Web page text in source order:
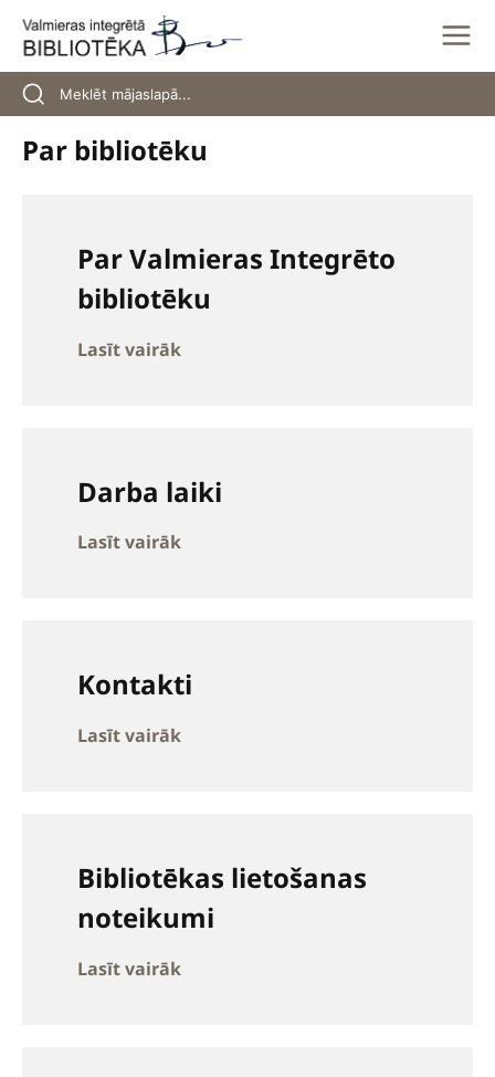
content
Par bibliotēku
Par Valmieras Integrēto
bibliotēku
Lasīt vairāk
Darba laiki
Lasīt vairāk
Kontakti
Lasīt vairāk
Bibliotēkas lietošanas
noteikumi
Lasīt vairāk